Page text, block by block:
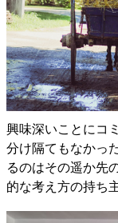
興味深いことにコ
分け隔てもなかっ
るのはその遥か先
的な考え方の持ち